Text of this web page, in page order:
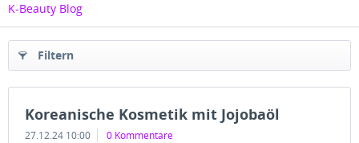
K-Beauty Blog
Filtern
Koreanische Kosmetik mit Jojobaöl
27.12.24 10:00 0 Kommentare